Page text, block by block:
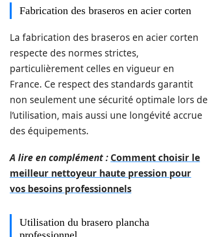
Fabrication des braseros en acier corten
La fabrication des braseros en acier corten
respecte des normes strictes,
particulièrement celles en vigueur en
France. Ce respect des standards garantit
non seulement une sécurité optimale lors de
l’utilisation, mais aussi une longévité accrue
des équipements.
A lire en complément : Comment choisir le
meilleur nettoyeur haute pression pour
vos besoins professionnels
Utilisation du brasero plancha
professionnel